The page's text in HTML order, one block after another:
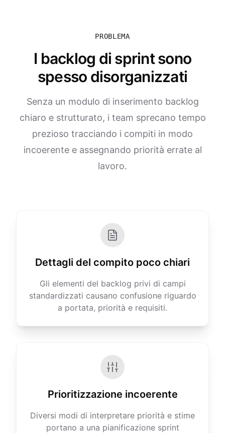
PROBLEMA
I backlog di sprint sono
spesso disorganizzati
Senza un modulo di inserimento backlog
chiaro e strutturato, i team sprecano tempo
prezioso tracciando i compiti in modo
incoerente e assegnando priorità errate al
lavoro.
Dettagli del compito poco chiari
Gli elementi del backlog privi di campi
standardizzati causano confusione riguardo
a portata, priorità e requisiti.
Prioritizzazione incoerente
Diversi modi di interpretare priorità e stime
portano a una pianificazione sprint